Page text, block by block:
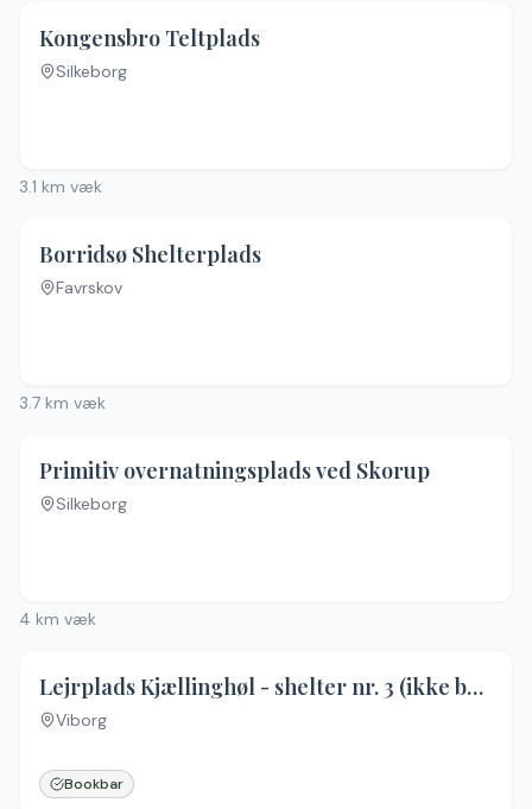
Kongensbro Teltplads
Silkeborg
3.1 km væk
Borridsø Shelterplads
Favrskov
3.7 km væk
Primitiv overnatningsplads ved Skorup
Silkeborg
4 km væk
Lejrplads Kjællinghøl - shelter nr. 3 (ikke bookbar)
Viborg
Bookbar